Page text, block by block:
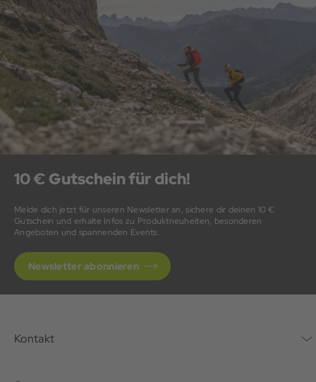
10 € Gutschein für dich!
Melde dich jetzt für unseren Newsletter an, sichere dir deinen 10 €
Gutschein und erhalte Infos zu Produktneuheiten, besonderen
Angeboten und spannenden Events.
Newsletter abonnieren
Kontakt